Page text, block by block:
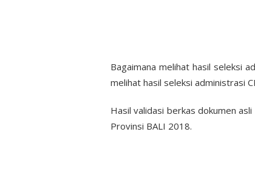
Bagaimana melihat hasil seleksi
melihat hasil seleksi administrasi
Hasil validasi berkas dokumen
Provinsi BALI 2018.